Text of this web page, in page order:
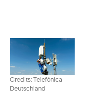
Credits: Telefónica
Deutschland